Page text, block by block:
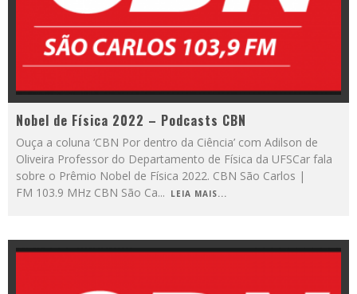
Nobel de Física 2022 – Podcasts CBN
Ouça a coluna ‘CBN Por dentro da Ciência’ com Adilson de
Oliveira Professor do Departamento de Física da UFSCar fala
sobre o Prêmio Nobel de Física 2022. CBN São Carlos |
FM 103.9 MHz CBN São Ca... LEIA MAIS...